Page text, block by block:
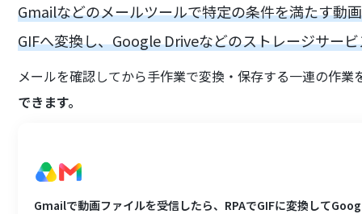
Gmailなどのメールツールで特定の条件を満たす動
GIFへ変換し、Google Driveなどのストレージサー
メールを確認してから手作業で変換・保存する一連の作業
できます。
Gmailで動画ファイルを受信したら、RPAでGIFに変換して